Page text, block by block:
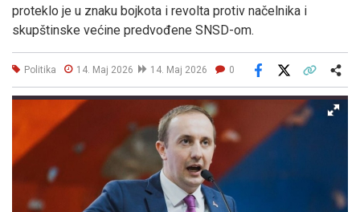
proteklo je u znaku bojkota i revolta protiv načelnika i
skupštinske većine predvođene SNSD-om.
Politika 14. Maj 2026 14. Maj 2026 0
Facebook